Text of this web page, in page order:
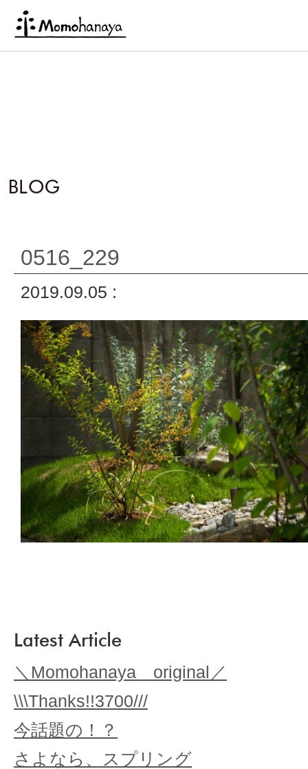
0516_229
2019.09.05 :
Latest Article
＼Momohanaya original／
\\\Thanks!!3700///
今話題の！？
さよなら、スプリング